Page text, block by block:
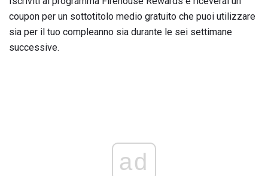
coupon per un sottotitolo medio gratuito che puoi utilizzare
sia per il tuo compleanno sia durante le sei settimane
successive.
ad